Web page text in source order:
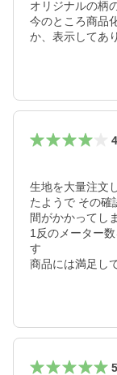
オリジナルの柄
今のところ商品
4
生地を大量注文
たようで その確
間がかかってし
1反のメーター
す
商品には満足し
5